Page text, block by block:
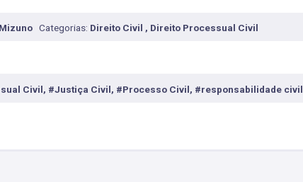
Categorias: Direito Civil , Direito Processual Civil
Civil, #Justiça Civil, #Processo Civil, #responsabilidade civil